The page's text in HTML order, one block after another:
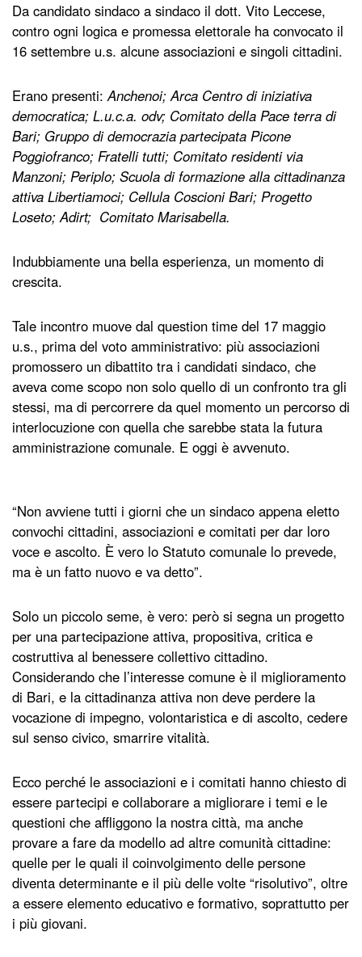
Da candidato sindaco a sindaco il dott. Vito Leccese,
contro ogni logica e promessa elettorale ha convocato il
16 settembre u.s. alcune associazioni e singoli cittadini.
Erano presenti:Anchenoi; Arca Centro di iniziativa
democratica; L.u.c.a. odv; Comitato della Pace terra di
Bari; Gruppo di democrazia partecipata Picone
Poggiofranco; Fratelli tutti; Comitato residenti via
Manzoni; Periplo; Scuola di formazione alla cittadinanza
attiva Libertiamoci; Cellula Coscioni Bari; Progetto
Loseto; Adirt; Comitato Marisabella.
Indubbiamente una bella esperienza, un momento di
crescita.
Tale incontro muove dal question time del 17 maggio
u.s., prima del voto amministrativo: più associazioni
promossero un dibattito tra i candidati sindaco, che
aveva come scopo non solo quello di un confronto tra gli
stessi, ma di percorrere da quel momento un percorso di
interlocuzione con quella che sarebbe stata la futura
amministrazione comunale. E oggi è avvenuto.
“Non avviene tutti i giorni che un sindaco appena eletto
convochi cittadini, associazioni e comitati per dar loro
voce e ascolto. È vero lo Statuto comunale lo prevede,
ma è un fatto nuovo e va detto”.
Solo un piccolo seme, è vero: però si segna un progetto
per una partecipazione attiva, propositiva, critica e
costruttiva al benessere collettivo cittadino.
Considerando che l’interesse comune è il miglioramento
di Bari, e la cittadinanza attiva non deve perdere la
vocazione di impegno, volontaristica e di ascolto, cedere
sul senso civico, smarrire vitalità.
Ecco perché le associazioni e i comitati hanno chiesto di
essere partecipi e collaborare a migliorare i temi e le
questioni che affliggono la nostra città, ma anche
provare a fare da modello ad altre comunità cittadine:
quelle per le quali il coinvolgimento delle persone
diventa determinante e il più delle volte “risolutivo”, oltre
a essere elemento educativo e formativo, soprattutto per
i più giovani.